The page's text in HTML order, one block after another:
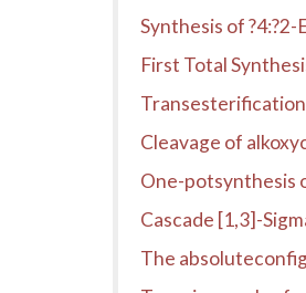
Synthesis of
First Total
Cleavage of
One-potsynthesis
Cascade [1,3]-
The